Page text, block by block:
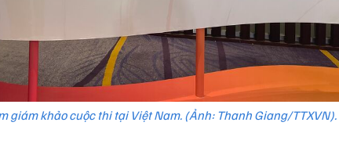
giám khảo cuộc thi tại Việt Nam. (Ảnh: Thanh Giang/TTXVN).